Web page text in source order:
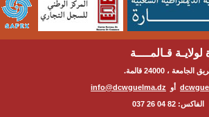
قـالمــــة
، 24000 قالمة.
أو info@dcwguelma.dz